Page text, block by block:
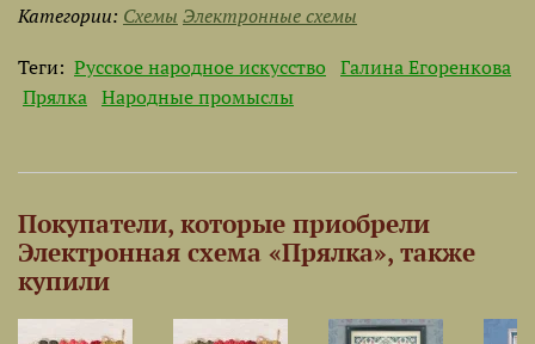
Категории: Схемы Электронные схемы
Теги: Русское народное искусство Галина Егоренкова
Прялка Народные промыслы
Покупатели, которые приобрели
Электронная схема «Прялка», также
купили